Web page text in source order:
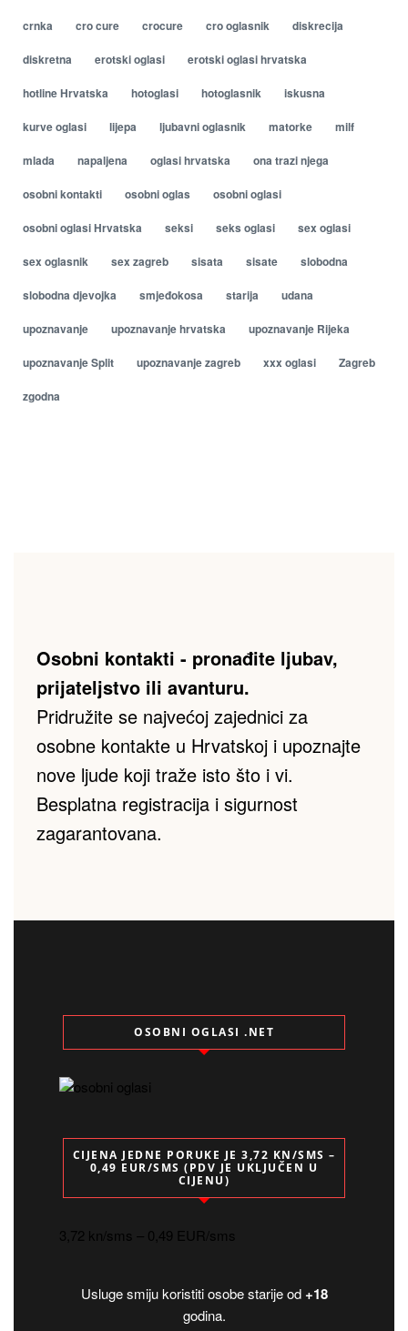
crnka cro cure crocure cro oglasnik diskrecija
diskretna erotski oglasi erotski oglasi hrvatska
hotline Hrvatska hotoglasi hotoglasnik iskusna
kurve oglasi lijepa ljubavni oglasnik matorke milf
mlada napaljena oglasi hrvatska ona trazi njega
osobni kontakti osobni oglas osobni oglasi
osobni oglasi Hrvatska seksi seks oglasi sex oglasi
sex oglasnik sex zagreb sisata sisate slobodna
slobodna djevojka smjeđokosa starija udana
upoznavanje upoznavanje hrvatska upoznavanje Rijeka
upoznavanje Split upoznavanje zagreb xxx oglasi Zagreb
zgodna
Osobni kontakti - pronađite ljubav,
prijateljstvo ili avanturu.
Pridružite se najvećoj zajednici za
osobne kontakte u Hrvatskoj i upoznajte
nove ljude koji traže isto što i vi.
Besplatna registracija i sigurnost
zagarantovana.
OSOBNI OGLASI .NET
CIJENA JEDNE PORUKE JE 3,72 KN/SMS –
0,49 EUR/SMS (PDV JE UKLJUČEN U
CIJENU)
3,72 kn/sms – 0,49 EUR/sms
Usluge smiju koristiti osobe starije od+18
godina.